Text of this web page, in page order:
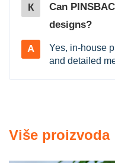
К
Can
designs?
A
Yes, in-house
and detailed
Više proizvoda